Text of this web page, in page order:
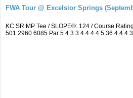
FWA Tour @ Excelsior Springs
KC SR MP Tee / SLOPE®: 124 / Course
501 2960 6085 Par 5 4 3 3 4 4 4 4 5 36 4 4 4